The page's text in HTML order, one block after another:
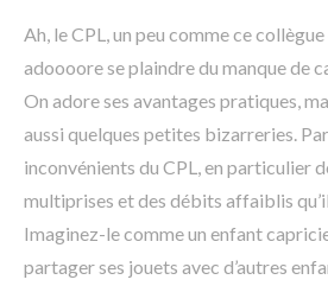
Ah, le CPL, un peu comme ce
adoooore se plaindre du manque de
On adore ses avantages pratiques,
aussi quelques petites bizarreries.
inconvénients du CPL, en particulier
multiprises et des débits affaiblis
Imaginez-le comme un enfant
partager ses jouets avec d’autres